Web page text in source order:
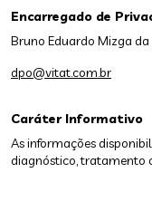
Caráter Informativo
As informações
diagnóstico, tratamento
Encarregado de
Bruno Eduardo Mizga da
dpo@vitat.com.br